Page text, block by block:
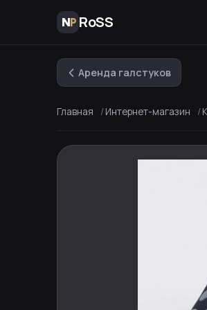
RoSS
Аренда галстуков
Главная Интернет-магазин